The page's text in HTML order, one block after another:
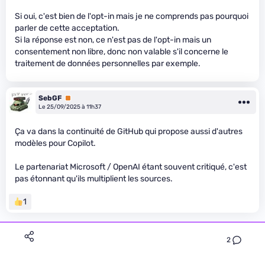
2
Si oui, c'est bien de l'opt-in mais je ne comprends pas pourquoi
parler de cette acceptation.
Si la réponse est non, ce n'est pas de l'opt-in mais un
consentement non libre, donc non valable s'il concerne le
traitement de données personnelles par exemple.
SebGF Premium
Le 25/09/2025 à 11h37
Ça va dans la continuité de GitHub qui propose aussi d'autres
modèles pour Copilot.
Le partenariat Microsoft / OpenAI étant souvent critiqué, c'est
pas étonnant qu'ils multiplient les sources.
1